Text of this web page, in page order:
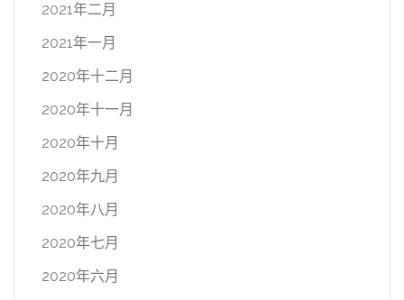
2021年二月
2021年一月
2020年十二月
2020年十一月
2020年十月
2020年九月
2020年八月
2020年七月
2020年六月